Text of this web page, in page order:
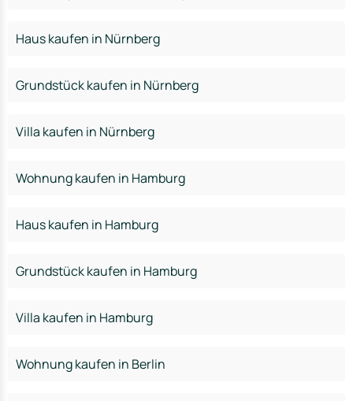
Haus kaufen in Nürnberg
Grundstück kaufen in Nürnberg
Villa kaufen in Nürnberg
Wohnung kaufen in Hamburg
Haus kaufen in Hamburg
Grundstück kaufen in Hamburg
Villa kaufen in Hamburg
Wohnung kaufen in Berlin